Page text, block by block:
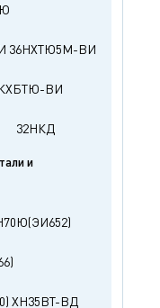
36НХТЮ5М-ВИ
ВИ
32НКД
и
ХН35ВТ-ВД